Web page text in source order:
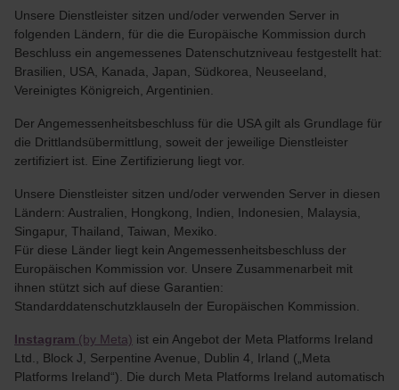
Unsere Dienstleister sitzen und/oder verwenden Server in
folgenden Ländern, für die die Europäische Kommission durch
Beschluss ein angemessenes Datenschutzniveau festgestellt hat:
Brasilien, USA, Kanada, Japan, Südkorea, Neuseeland,
Vereinigtes Königreich, Argentinien.
Der Angemessenheitsbeschluss für die USA gilt als Grundlage für
die Drittlandsübermittlung, soweit der jeweilige Dienstleister
zertifiziert ist. Eine Zertifizierung liegt vor.
Unsere Dienstleister sitzen und/oder verwenden Server in diesen
Ländern: Australien, Hongkong, Indien, Indonesien, Malaysia,
Singapur, Thailand, Taiwan, Mexiko.
Für diese Länder liegt kein Angemessenheitsbeschluss der
Europäischen Kommission vor. Unsere Zusammenarbeit mit
ihnen stützt sich auf diese Garantien:
Standarddatenschutzklauseln der Europäischen Kommission.
Instagram (by Meta) ist ein Angebot der Meta Platforms Ireland
Ltd., Block J, Serpentine Avenue, Dublin 4, Irland („Meta
Platforms Ireland“). Die durch Meta Platforms Ireland automatisch